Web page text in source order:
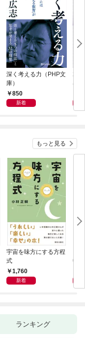
深く考える力（PHP文
庫）
850
新着
20
界
もっと見る
宇宙を味方にする方程
式
1,760
新着
中
術
ランキング